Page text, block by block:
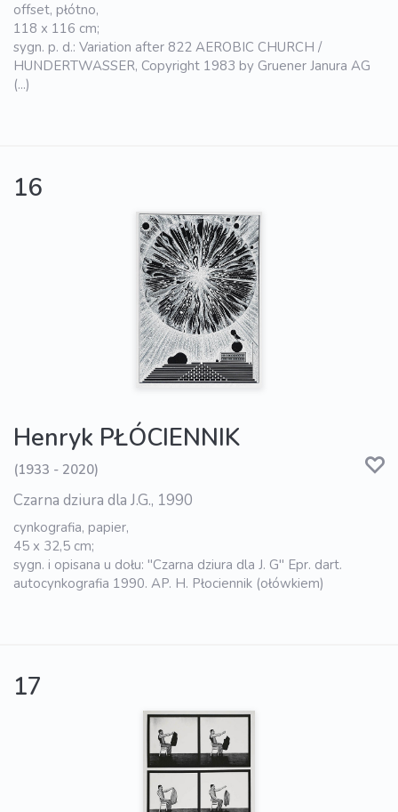
offset, płótno,
118 x 116 cm;
sygn. p. d.: Variation after 822 AEROBIC CHURCH /
HUNDERTWASSER, Copyright 1983 by Gruener Janura AG
(...)
16
Henryk PŁÓCIENNIK
(1933 - 2020)
Czarna dziura dla J.G., 1990
cynkografia, papier,
45 x 32,5 cm;
sygn. i opisana u dołu: "Czarna dziura dla J. G" Epr. dart.
autocynkografia 1990. AP. H. Płociennik (ołówkiem)
17